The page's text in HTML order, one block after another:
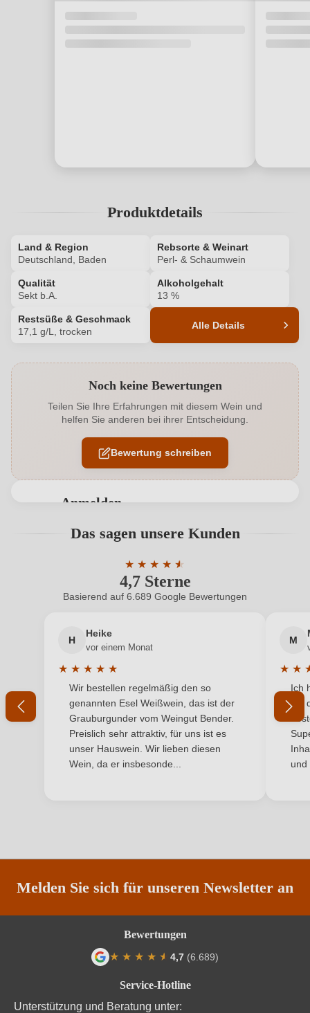
Produktdetails
Land & Region
Deutschland, Baden
Rebsorte & Weinart
Perl- & Schaumwein
Qualität
Sekt b.A.
Alkoholgehalt
13 %
Restsüße & Geschmack
17,1 g/L, trocken
Alle Details
Alkoholgehalt in % 13 %
Allergene Enthält Sulfite
Flaschenverschluss Naturkorken
77799 Ortenberg, Deutschland
Qualität Sekt b.A.
Region Baden
Restzucker in g/L 17,1 g/L
Noch keine Bewertungen
Teilen Sie Ihre Erfahrungen mit diesem Wein und
helfen Sie anderen bei ihrer Entscheidung.
Bewertung schreiben
Anmelden
Benutzern abgegeben werden. Bitte loggen Sie sich
Neuer Kunde? Neuer Kunde?
Ihre E-Mail-Adresse
Ihr Passwort
Ich habe mein Passwort vergessen
Das sagen unsere Kunden
4,7 Sterne
★ ★ ★ ★ ★
★
Durchschnittliche Bewertung von 4.7
Basierend auf 6.689 Google Bewertungen
H
Heike
vor einem Monat
★ ★ ★ ★ ★
Durchschnittliche Bewertung von 5 von 5 Sternen
Wir bestellen regelmäßig den so
genannten Esel Weißwein, das ist der
Grauburgunder vom Weingut Bender.
Preislich sehr attraktiv, für uns ist es
unser Hauswein. Wir lieben diesen
Wein, da er insbesonde...
M
★ ★
Ich
mit
und
Melden Sie sich für unseren Newsletter an
Service-Hotline
Unterstützung und Beratung unter:
Bewertungen
★ ★ ★ ★ ★
★ 4,7 (6.689)